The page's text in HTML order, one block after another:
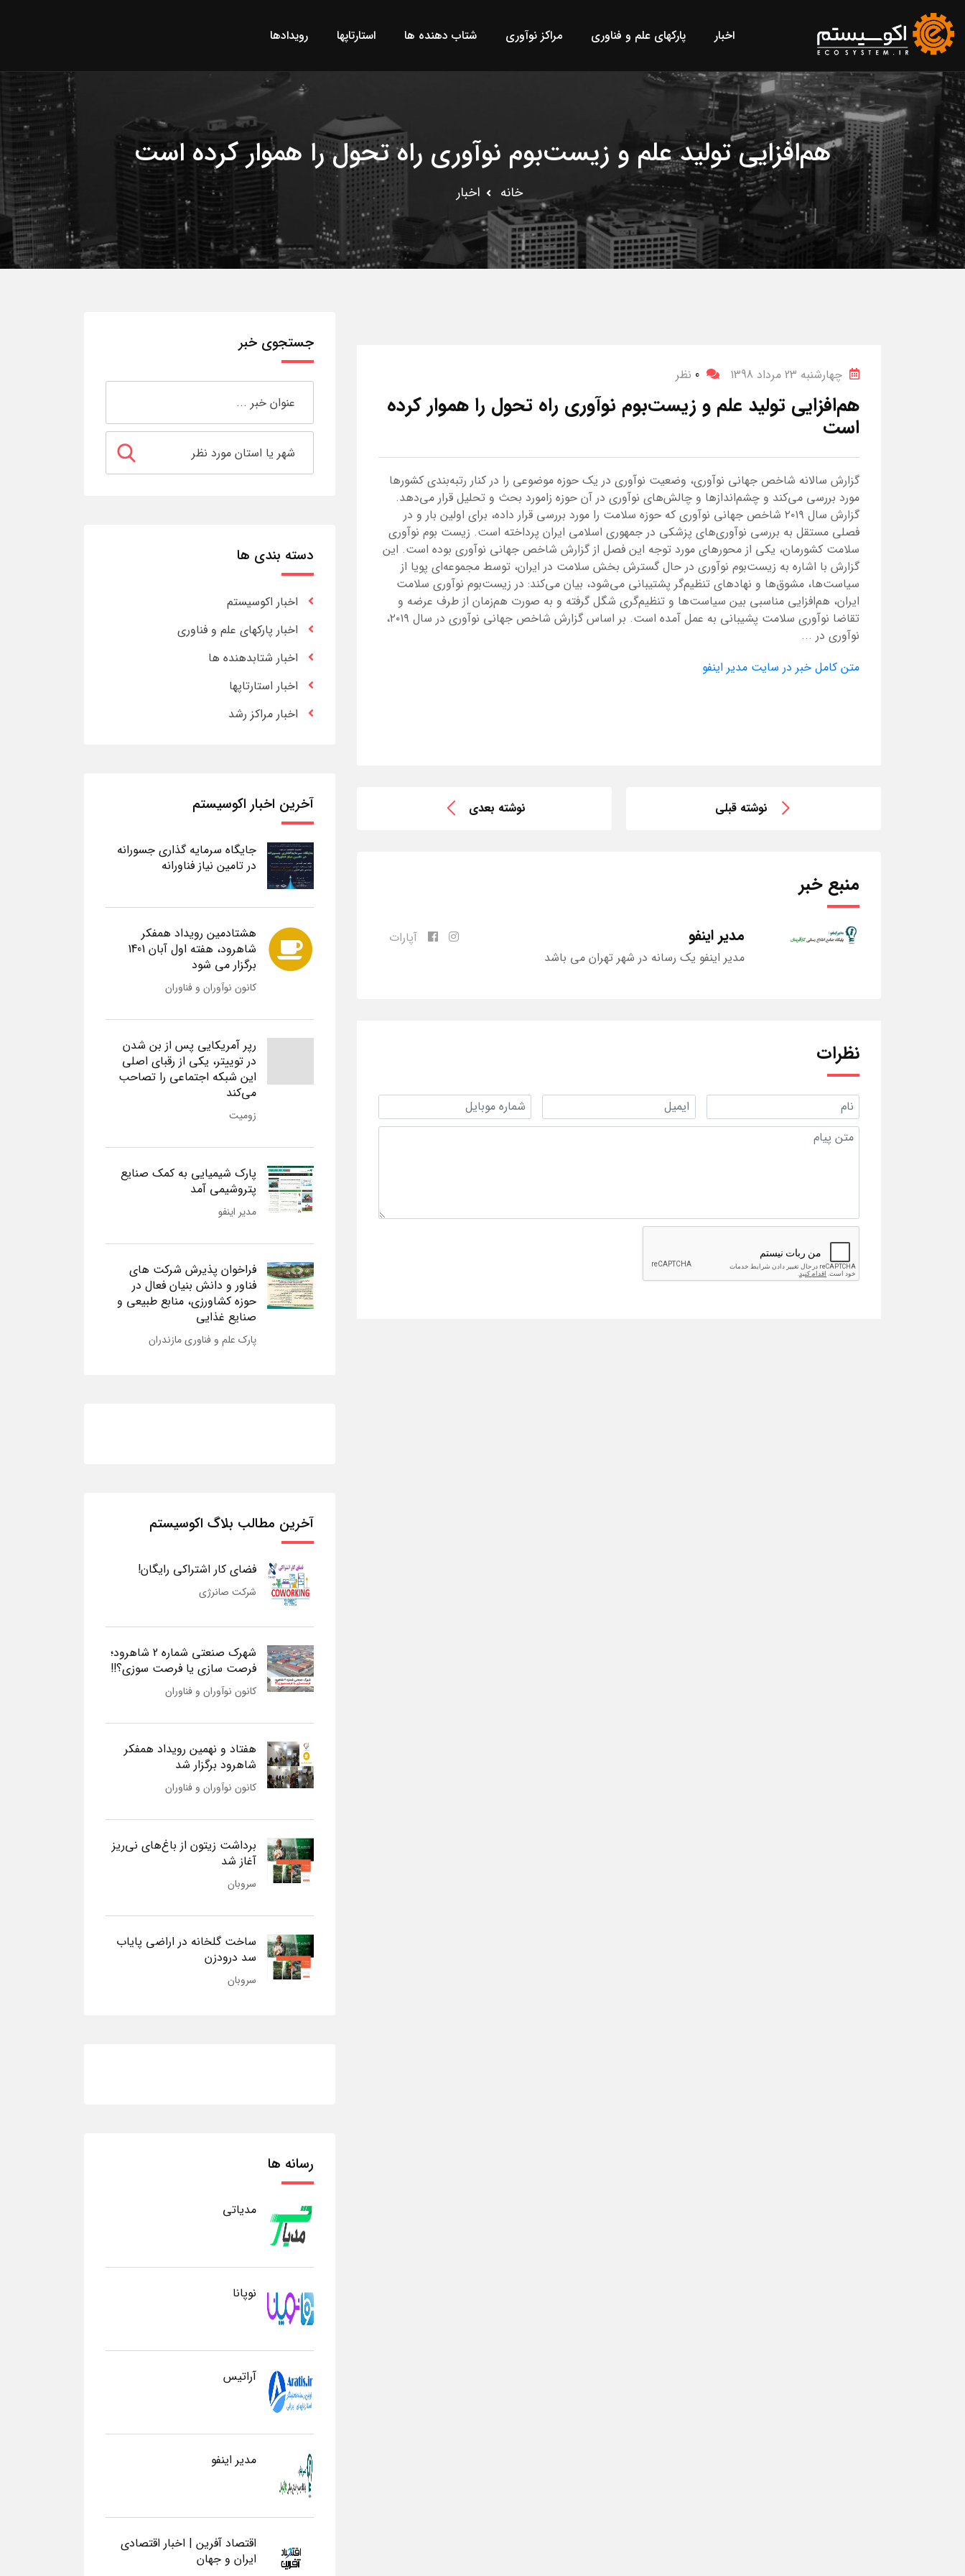
اخبار پارکهای علم و فناوری مراکز نوآوری شتاب دهنده ها استارتاپها رویدادها
هم‌افزایی تولید علم و زیست‌بوم نوآوری راه تحول را هموار کرده است
خانه اخبار
چهارشنبه 23 مرداد 1398 0 نظر
هم‌افزایی تولید علم و زیست‌بوم نوآوری راه تحول را هموار کرده
است
گزارش سالانه شاخص جهانی نوآوری، وضعیت نوآوری در یک حوزه موضوعی را در کنار رتبه‌بندی کشورها
مورد بررسی می‌کند و چشم‌اندازها و چالش‌های نوآوری در آن حوزه زامورد بحث و تحلیل قرار می‌دهد.
گزارش سال ۲۰۱۹ شاخص جهانی نوآوری که حوزه سلامت را مورد بررسی قرار داده، برای اولین بار و در
فصلی مستقل به بررسی نوآوری‌های پزشکی در جمهوری اسلامی ایران پرداخته است. زیست بوم نوآوری
سلامت کشورمان، یکی از محورهای مورد توجه این فصل از گزارش شاخص جهانی نوآوری بوده است. این
گزارش با اشاره به زیست‌بوم نوآوری در حال گسترش بخش سلامت در ایران، توسط مجموعه‌ای پویا از
سیاست‌ها، مشوق‌ها و نهادهای تنظیم‌گر پشتیبانی می‌شود، بیان می‌کند: در زیست‌بوم نوآوری سلامت
ایران، هم‌افزایی مناسبی بین سیاست‌ها و تنظیم‌گری شگل گرفته و به صورت هم‌زمان از طرف عرضه و
تقاضا نوآوری سلامت پشیبانی به عمل آمده است. بر اساس گزارش شاخص جهانی نوآوری در سال ۲۰۱۹،
نوآوری در ...
متن کامل خبر در سایت مدیر اینفو
نوشته قبلی نوشته بعدی
منبع خبر
مدیر اینفو
مدیر اینفو یک رسانه در شهر تهران می باشد
آپارات
نظرات
جستجوی خبر
دسته بندی ها
اخبار اکوسیستم
اخبار پارکهای علم و فناوری
اخبار شتابدهنده ها
اخبار استارتاپها
اخبار مراکز رشد
آخرین اخبار اکوسیستم
جایگاه سرمایه گذاری جسورانه
در تامین نیاز فناورانه
هشتادمین رویداد همفکر
شاهرود، هفته اول آبان 1401
برگزار می شود
کانون نوآوران و فناوران
رپر آمریکایی پس از بن شدن
در توییتر، یکی از رقبای اصلی
این شبکه اجتماعی را تصاحب
می‌کند
زومیت
پارک شیمیایی به کمک صنایع
پتروشیمی آمد
مدیر اینفو
فراخوان پذیرش شرکت های
فناور و دانش بنیان فعال در
حوزه کشاورزی، منابع طبیعی و
صنایع غذایی
پارک علم و فناوری مازندران
آخرین مطالب بلاگ اکوسیستم
فضای کار اشتراکی رایگان!
شرکت صانرژی
شهرک صنعتی شماره 2 شاهرود؛
فرصت سازی یا فرصت سوزی؟!!
کانون نوآوران و فناوران
هفتاد و نهمین رویداد همفکر
شاهرود برگزار شد
کانون نوآوران و فناوران
برداشت زیتون از باغ‌های نی‌ریز
آغاز شد
سروبان
ساخت گلخانه در اراضی پایاب
سد درودزن
سروبان
رسانه ها
مدیاتی
نوپانا
آراتیس
مدیر اینفو
اقتصاد آفرین | اخبار اقتصادی
ایران و جهان